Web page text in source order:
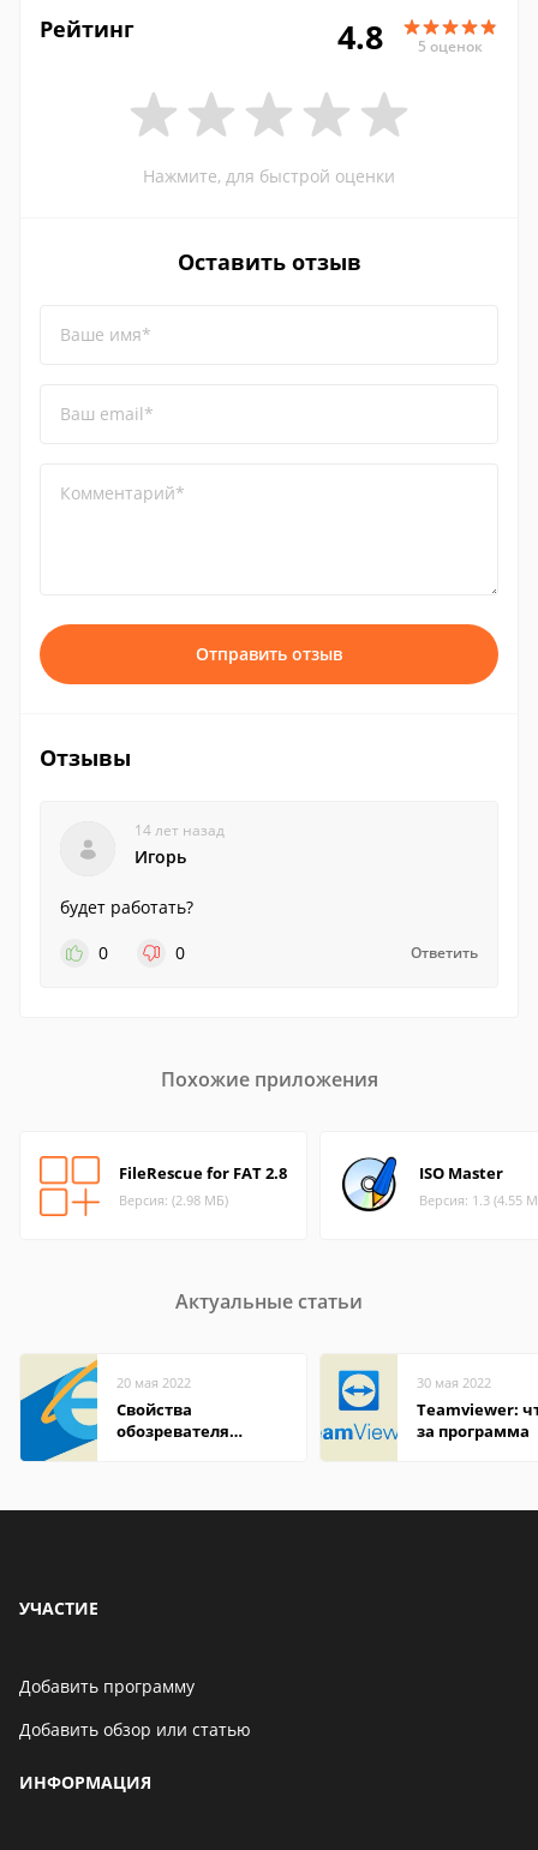
Рейтинг 4.8 5 оценок
Нажмите, для быстрой оценки
Оставить отзыв
Ваше имя*
Ваш email*
Комментарий*
Отправить отзыв
Отзывы
14 лет назад
Игорь
будет работать?
0
0 Ответить
Похожие приложения
FileRescue for FAT 2.8
Версия: (2.98 МБ)
ISO Master
Версия: 1.3 (4.55
Актуальные статьи
20 мая 2022
Свойства
обозревателя
30 мая 2022
Teamviewer:
за программа
УЧАСТИЕ
Добавить программу
Добавить обзор или статью
ИНФОРМАЦИЯ